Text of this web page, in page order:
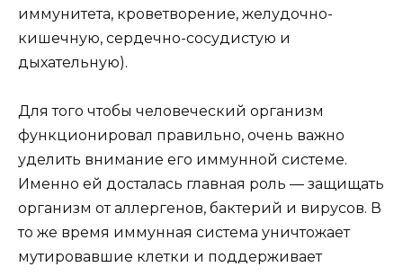
иммунитета, кроветворение, желудочно-
кишечную, сердечно-сосудистую и
дыхательную).
Для того чтобы человеческий организм
функционировал правильно, очень важно
уделить внимание его иммунной системе.
Именно ей досталась главная роль — защищать
организм от аллергенов, бактерий и вирусов. В
то же время иммунная система уничтожает
мутировавшие клетки и поддерживает